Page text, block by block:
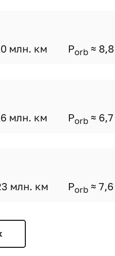
млн. км Porb ≈ 8,8
млн. км Porb ≈ 6,7
млн. км Porb ≈ 7,6